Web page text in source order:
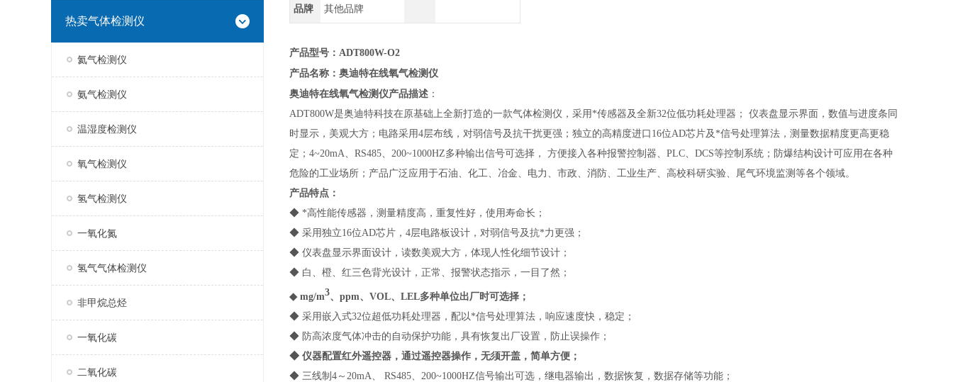
热卖气体检测仪
氦气检测仪
氨气检测仪
温湿度检测仪
氧气检测仪
氢气检测仪
一氧化氮
氢气气体检测仪
非甲烷总烃
一氧化碳
二氧化碳
品牌 其他品牌
产品型号：ADT800W-O2
产品名称： 奥迪特在线氧气检测仪
奥迪特在线氧气检测仪产品描述 ：
ADT800W是奥迪特科技在原基础上全新打造的一款气体检测仪，采用*传感器及全新32位低功耗处理器； 仪表盘显示界面，数值与进度条同
时显示，美观大方；电路采用4层布线，对弱信号及抗干扰更强；独立的高精度进口16位AD芯片及*信号处理算法，测量数据精度更高更稳
定；4~20mA、RS485、200~1000HZ多种输出信号可选择， 方便接入各种报警控制器、PLC、DCS等控制系统；防爆结构设计可应用在各种
危险的工业场所；产品广泛应用于石油、化工、冶金、电力、市政、消防、工业生产、高校科研实验、尾气环境监测等各个领域。
产品特点：
◆ *高性能传感器，测量精度高，重复性好，使用寿命长；
◆ 采用独立16位AD芯片，4层电路板设计，对弱信号及抗*力更强；
◆ 仪表盘显示界面设计，读数美观大方，体现人性化细节设计；
◆ 白、橙、红三色背光设计，正常、报警状态指示，一目了然；
◆ mg/m3、ppm、VOL、LEL多种单位出厂时可选择；
◆ 采用嵌入式32位超低功耗处理器，配以*信号处理算法，响应速度快，稳定；
◆ 防高浓度气体冲击的自动保护功能，具有恢复出厂设置，防止误操作；
◆ 仪器配置红外遥控器，通过遥控器操作，无须开盖，简单方便；
◆ 三线制4～20mA、 RS485、200~1000HZ信号输出可选，继电器输出，数据恢复，数据存储等功能；